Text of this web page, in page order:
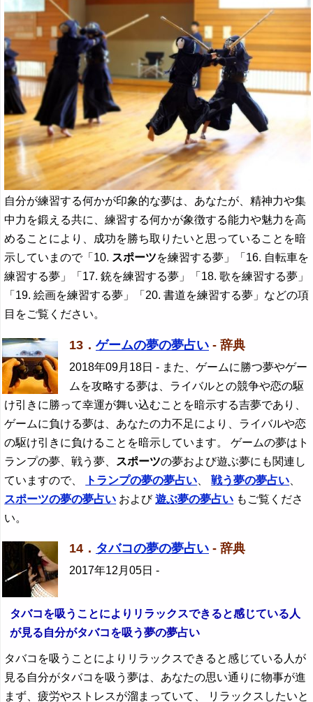
自分が練習する何かが印象的な夢は、あなたが、精神力や集
中力を鍛える共に、練習する何かが象徴する能力や魅力を高
めることにより、成功を勝ち取りたいと思っていることを暗
示していまので「10. スポーツを練習する夢」「16. 自転車を
練習する夢」「17. 銃を練習する夢」「18. 歌を練習する夢」
「19. 絵画を練習する夢」「20. 書道を練習する夢」などの項
目をご覧ください。
13． ゲームの夢の夢占い - 辞典
2018年09月18日 - また、ゲームに勝つ夢やゲー
ムを攻略する夢は、ライバルとの競争や恋の駆
け引きに勝って幸運が舞い込むことを暗示する吉夢であり、
ゲームに負ける夢は、あなたの力不足により、ライバルや恋
の駆け引きに負けることを暗示しています。 ゲームの夢はト
ランプの夢、戦う夢、
スポーツの夢および遊ぶ夢にも関連し
ていますので、
トランプの夢の夢占い 、戦う夢の夢占い
スポーツの夢の夢占い および遊ぶ夢の夢占い もご覧くださ
い。
14． タバコの夢の夢占い - 辞典
2017年12月05日 -
タバコを吸うことによりリラックスできると感じている人
が見る自分がタバコを吸う夢の夢占い
タバコを吸うことによりリラックスできると感じている人が
見る自分がタバコを吸う夢は、あなたの思い通りに物事が進
まず、疲労やストレスが溜まっていて、 リラックスしたいと